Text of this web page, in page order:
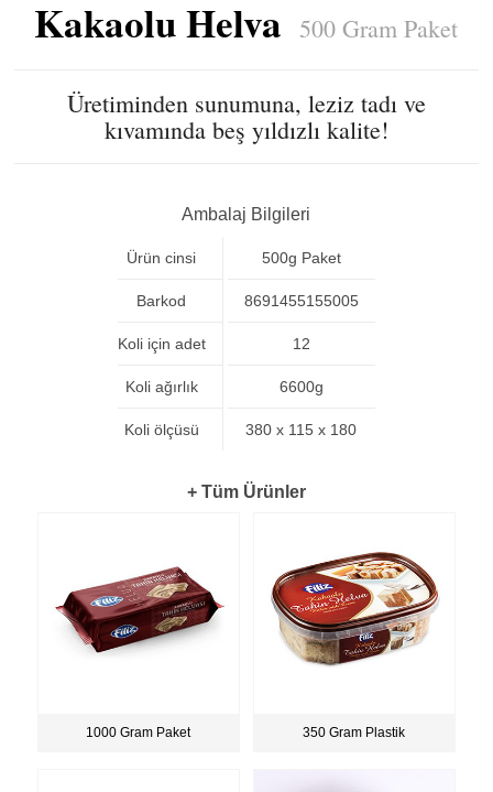
Kakaolu Helva 500 Gram Paket
Üretiminden sunumuna, leziz tadı ve
kıvamında beş yıldızlı kalite!
Ambalaj Bilgileri
Ürün cinsi
Barkod
Koli için adet
Koli ağırlık
Koli ölçüsü
500g Paket
8691455155005
12
6600g
380 x 115 x 180
+ Tüm Ürünler
1000 Gram Paket 350 Gram Plastik